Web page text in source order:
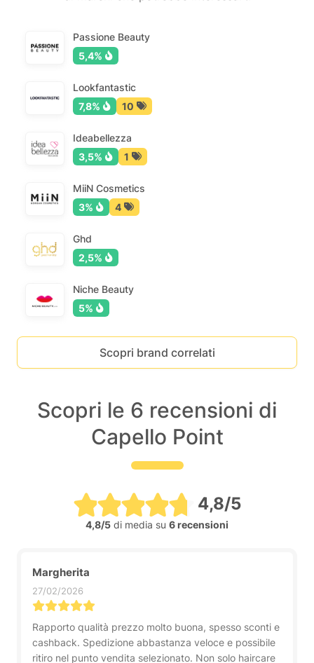
Passione Beauty
5,4%
Lookfantastic
7,8%
10
Ideabellezza
3,5%
1
MiiN Cosmetics
3%
4
Ghd
2,5%
Niche Beauty
5%
Scopri brand correlati
Scopri le 6 recensioni di
Capello Point
4,8/5
4,8/5 di media su 6 recensioni
Margherita
27/02/2026
Rapporto qualità prezzo molto buona, spesso sconti e
cashback. Spedizione abbastanza veloce e possibile
ritiro nel punto vendita selezionato. Non solo haircare